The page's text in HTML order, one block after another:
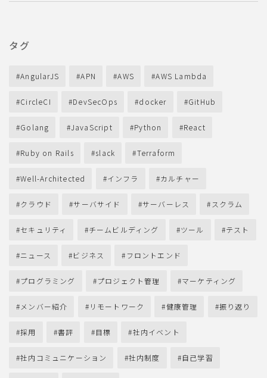
タグ
AngularJS APN AWS AWS Lambda
CircleCI DevSecOps docker GitHub
Golang JavaScript Python React
Ruby on Rails slack Terraform
Well-Architected インフラ カルチャー
クラウド サーバサイド サーバーレス スクラム
セキュリティ チームビルディング ツール テスト
ニュース ビジネス フロントエンド
プログラミング プロジェクト管理 マーケティング
メンバー紹介 リモートワーク 健康管理 振り返り
採用 書評 目標 社内イベント
社内コミュニケーション 社内制度 自己学習